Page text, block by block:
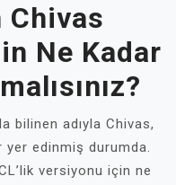
Chivas
Ne Kadar
bilinen adıyla Chivas,
yer edinmiş durumda.
versiyonu için ne